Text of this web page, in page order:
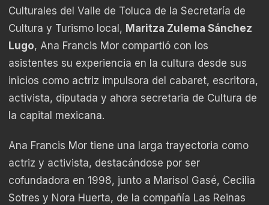
Culturales del Valle de Toluca de la Secretaría de
Cultura y Turismo local, Maritza Zulema Sánchez
Lugo, Ana Francis Mor compartió con los
asistentes su experiencia en la cultura desde sus
inicios como actriz impulsora del cabaret, escritora,
activista, diputada y ahora secretaria de Cultura de
la capital mexicana.
Ana Francis Mor tiene una larga trayectoria como
actriz y activista, destacándose por ser
cofundadora en 1998, junto a Marisol Gasé, Cecilia
Sotres y Nora Huerta, de la compañía Las Reinas